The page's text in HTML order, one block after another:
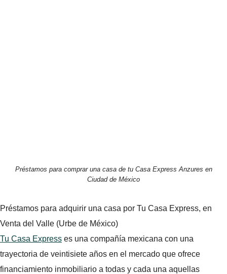
Préstamos para comprar una casa de tu Casa Express Anzures en
Ciudad de México
Préstamos para adquirir una casa por Tu Casa Express, en
Venta del Valle (Urbe de México)
Tu Casa Express es una compañía mexicana con una
trayectoria de veintisiete años en el mercado que ofrece
financiamiento inmobiliario a todas y cada una aquellas